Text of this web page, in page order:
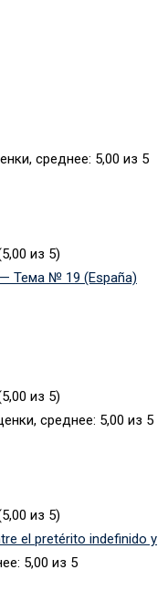
из 5)
Тема № 19 (España)
из 5)
из 5)
el pretérito indefinido y